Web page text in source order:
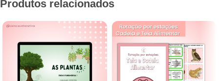
Produtos relacionados